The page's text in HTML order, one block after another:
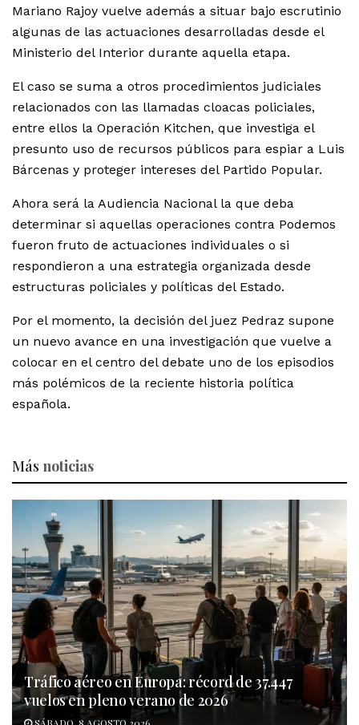
Mariano Rajoy vuelve además a situar bajo escrutinio
algunas de las actuaciones desarrolladas desde el
Ministerio del Interior durante aquella etapa.
El caso se suma a otros procedimientos judiciales
relacionados con las llamadas cloacas policiales,
entre ellos la Operación Kitchen, que investiga el
presunto uso de recursos públicos para espiar a Luis
Bárcenas y proteger intereses del Partido Popular.
Ahora será la Audiencia Nacional la que deba
determinar si aquellas operaciones contra Podemos
fueron fruto de actuaciones individuales o si
respondieron a una estrategia organizada desde
estructuras policiales y políticas del Estado.
Por el momento, la decisión del juez Pedraz supone
un nuevo avance en una investigación que vuelve a
colocar en el centro del debate uno de los episodios
más polémicos de la reciente historia política
española.
Más noticias
Tráfico aéreo en Europa: récord de 37.447
vuelos en pleno verano de 2026